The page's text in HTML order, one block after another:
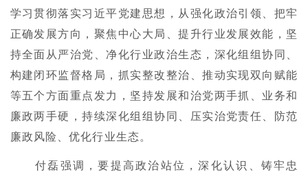
学习贯彻落实习近平党建思想，从强化政治引领、把牢
正确发展方向，聚焦中心大局、提升行业发展效能，坚
持全面从严治党、净化行业政治生态，深化组组协同、
构建闭环监督格局，抓实整改整治、推动实现双向赋能
等五个方面重点发力，坚持发展和治党两手抓、业务和
廉政两手硬，持续深化组组协同、压实治党责任、防范
廉政风险、优化行业生态。
付磊强调，要提高政治站位，深化认识、铸牢忠